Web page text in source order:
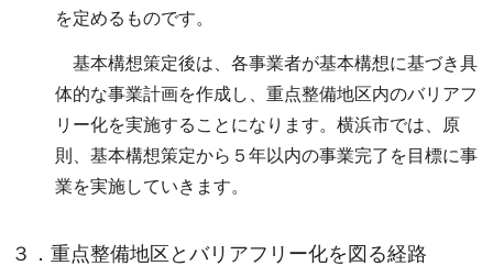
を定めるものです。
基本構想策定後は、各事業者が基本構想に基づき具
体的な事業計画を作成し、重点整備地区内のバリアフ
リー化を実施することになります。横浜市では、原
則、基本構想策定から５年以内の事業完了を目標に事
業を実施していきます。
３．重点整備地区とバリアフリー化を図る経路